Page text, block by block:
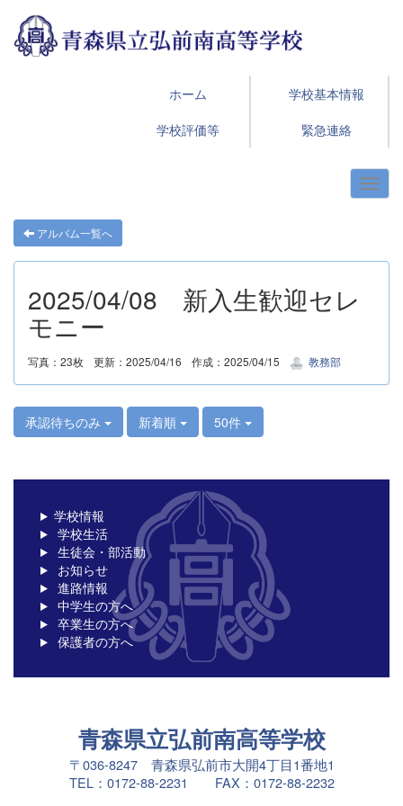
ホーム
学校基本情報
学校評価等
緊急連絡
アルバム一覧へ
2025/04/08 新入生歓迎セレ
モニー
写真：23枚 更新：2025/04/16 作成：2025/04/15 教務部
承認待ちのみ 新着順 50件
学校情報
学校生活
生徒会・部活動
お知らせ
進路情報
中学生の方へ
卒業生の方へ
保護者の方へ
青森県立弘前南高等学校
〒036-8247 青森県弘前市大開4丁目1番地1
TEL：0172-88-2231 FAX：0172-88-2232